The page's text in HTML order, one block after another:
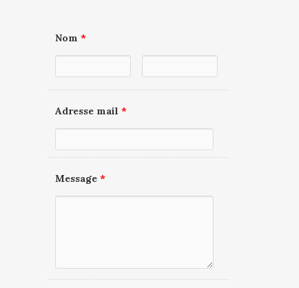
Nom *
Adresse mail *
Message *